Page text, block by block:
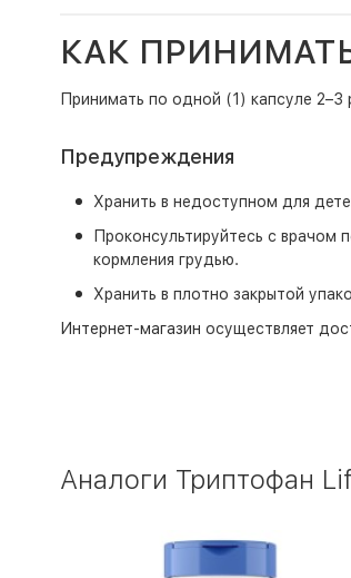
КАК
Принимать по одной (1) капсуле
Предупреждения
Хранить в недоступном для
Проконсультируйтесь с врачом
кормления грудью.
Хранить в плотно закрытой
Интернет-магазин осуществляет
Аналоги Триптофан